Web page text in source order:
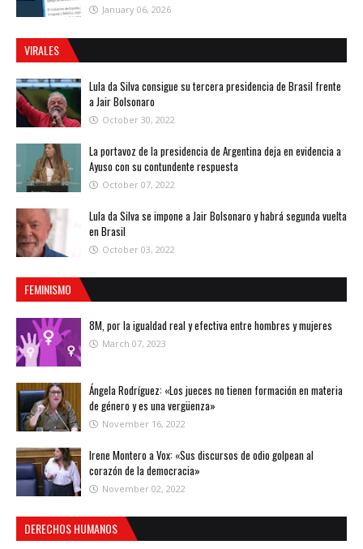
January 06, 2026
VIRALES
Lula da Silva consigue su tercera presidencia de Brasil frente
a Jair Bolsonaro
October 30, 2022
La portavoz de la presidencia de Argentina deja en evidencia a
Ayuso con su contundente respuesta
October 07, 2022
Lula da Silva se impone a Jair Bolsonaro y habrá segunda vuelta
en Brasil
October 03, 2022
FEMINISMO
8M, por la igualdad real y efectiva entre hombres y mujeres
March 07, 2023
Ángela Rodríguez: «Los jueces no tienen formación en materia
de género y es una vergüenza»
November 16, 2022
Irene Montero a Vox: «Sus discursos de odio golpean al
corazón de la democracia»
November 02, 2022
DERECHOS HUMANOS